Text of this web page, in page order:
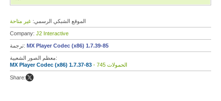
الموقع الشبكي الرسمي: غير متاحة
Company: J2 Interactive
ترجمة: MX Player Codec (x86) 1.7.39-85
معظم الصور الشعبية:
MX Player Codec (x86) 1.7.37-83
- 745 الحمولات
Share: